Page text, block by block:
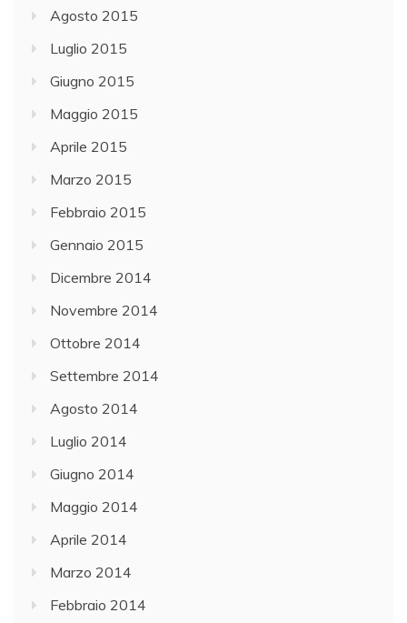
Agosto 2015
Luglio 2015
Giugno 2015
Maggio 2015
Aprile 2015
Marzo 2015
Febbraio 2015
Gennaio 2015
Dicembre 2014
Novembre 2014
Ottobre 2014
Settembre 2014
Agosto 2014
Luglio 2014
Giugno 2014
Maggio 2014
Aprile 2014
Marzo 2014
Febbraio 2014